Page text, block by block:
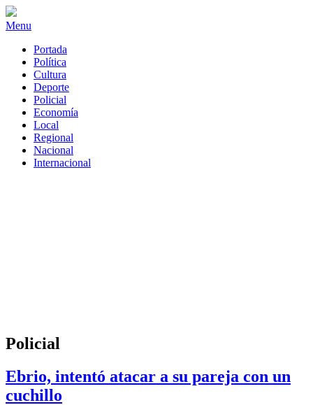
Menu
Portada
Política
Cultura
Deporte
Policial
Economía
Local
Regional
Nacional
Internacional
Policial
Ebrio, intentó atacar a su pareja con un
cuchillo